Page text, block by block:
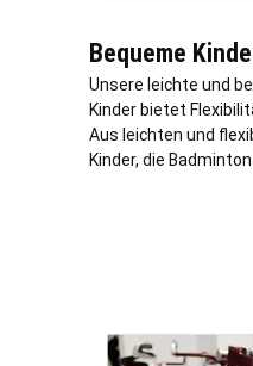
Bequeme
Unsere leichte und
Kinder bietet
Aus leichten und
Kinder, die